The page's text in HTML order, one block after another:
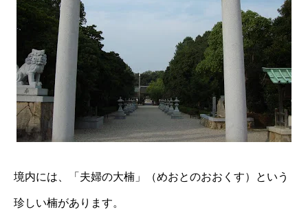
境内には、「夫婦の大楠」（めおとのおおくす）という
珍しい楠があります。